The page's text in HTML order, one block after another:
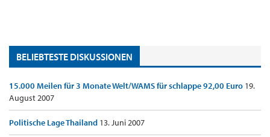
BELIEBTESTE DISKUSSIONEN
15.000 Meilen für 3 Monate Welt/WAMS für schlappe 92,00 Euro 19.
August 2007
Politische Lage Thailand 13. Juni 2007